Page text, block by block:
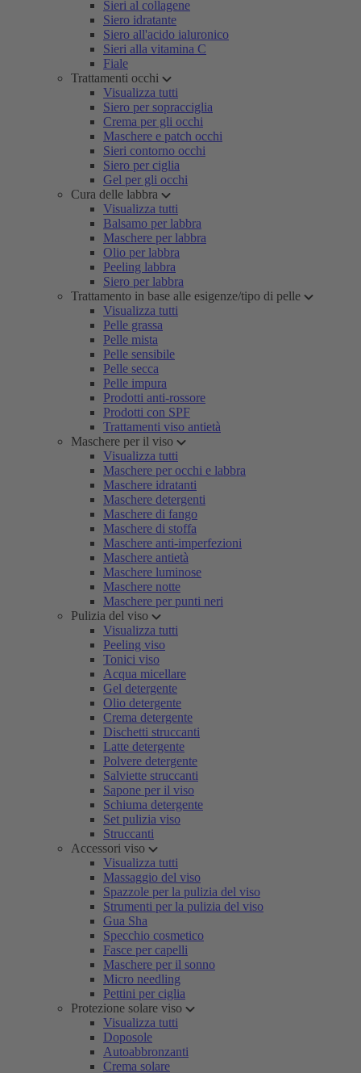
Sieri al collagene
Siero idratante
Siero all'acido ialuronico
Sieri alla vitamina C
Fiale
Trattamenti occhi
Visualizza tutti
Siero per sopracciglia
Crema per gli occhi
Maschere e patch occhi
Sieri contorno occhi
Siero per ciglia
Gel per gli occhi
Cura delle labbra
Visualizza tutti
Balsamo per labbra
Maschere per labbra
Olio per labbra
Peeling labbra
Siero per labbra
Trattamento in base alle esigenze/tipo di pelle
Visualizza tutti
Pelle grassa
Pelle mista
Pelle sensibile
Pelle secca
Pelle impura
Prodotti anti-rossore
Prodotti con SPF
Trattamenti viso antietà
Maschere per il viso
Visualizza tutti
Maschere per occhi e labbra
Maschere idratanti
Maschere detergenti
Maschere di fango
Maschere di stoffa
Maschere anti-imperfezioni
Maschere antietà
Maschere luminose
Maschere notte
Maschere per punti neri
Pulizia del viso
Visualizza tutti
Peeling viso
Tonici viso
Acqua micellare
Gel detergente
Olio detergente
Crema detergente
Dischetti struccanti
Latte detergente
Polvere detergente
Salviette struccanti
Sapone per il viso
Schiuma detergente
Set pulizia viso
Struccanti
Accessori viso
Visualizza tutti
Massaggio del viso
Spazzole per la pulizia del viso
Strumenti per la pulizia del viso
Gua Sha
Specchio cosmetico
Fasce per capelli
Maschere per il sonno
Micro needling
Pettini per ciglia
Protezione solare viso
Visualizza tutti
Doposole
Autoabbronzanti
Crema solare